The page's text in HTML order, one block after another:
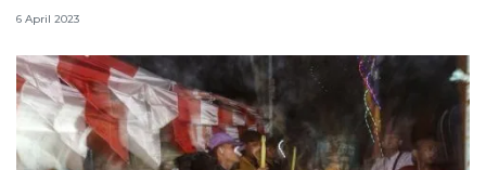
6 April 2023